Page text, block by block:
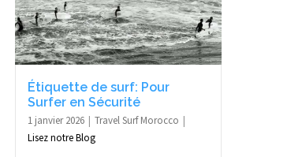
Étiquette de surf: Pour
Surfer en Sécurité
1 janvier 2026
Travel Surf Morocco
Lisez notre Blog